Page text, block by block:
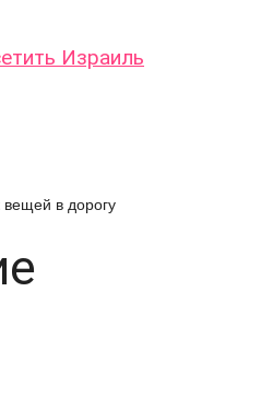
Израиль
вещей в дорогу